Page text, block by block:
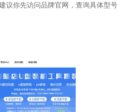
议你先访问品牌官网，查询具体型号